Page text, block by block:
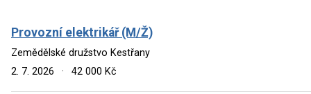
Provozní elektrikář (M/Ž)
Zemědělské družstvo Kestřany
2. 7. 2026
· 42 000 Kč